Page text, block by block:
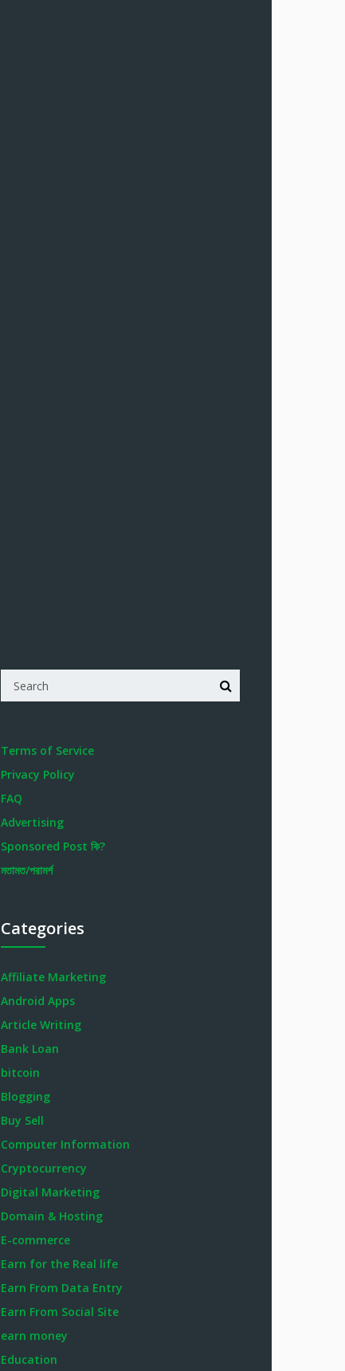
Terms of Service
Privacy Policy
FAQ
Advertising
Sponsored Post কি?
মতামত/পরামর্শ
Categories
Affiliate Marketing
Android Apps
Article Writing
Bank Loan
bitcoin
Blogging
Buy Sell
Computer Information
Cryptocurrency
Digital Marketing
Domain & Hosting
E-commerce
Earn for the Real life
Earn From Data Entry
Earn From Social Site
earn money
Education